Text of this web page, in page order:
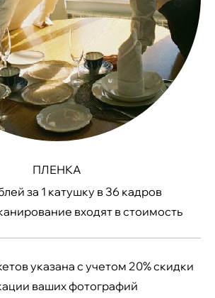
ПЛЕНКА
за 1 катушку в 36 кадров
входят в стоимость
указана с учетом 20% скидки
ваших фотографий